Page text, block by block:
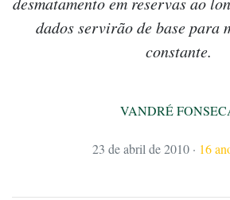
dados servirão de base para
constante.
VANDRÉ
23 de abril de 2010 · 16